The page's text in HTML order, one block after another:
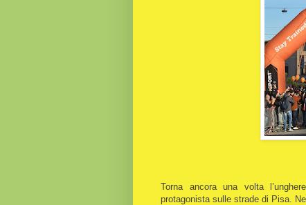
Torna ancora una volta
protagonista sulle strade di Pisa.